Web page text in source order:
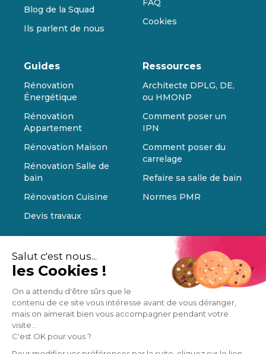
Salut c'est nous...
les Cookies !
On a attendu d'être sûrs que le
contenu de ce site vous intéresse avant de vous déranger,
mais on aimerait bien vous accompagner pendant votre
visite...
C'est OK pour vous ?
Blog de la Squad
Ils parlent de nous
FAQ
Cookies
Guides
Rénovation
Énergétique
Rénovation
Appartement
Rénovation Maison
Rénovation Salle de
bain
Rénovation Cuisine
Devis travaux
Ressources
Architecte DPLG, DE,
ou HMONP
Comment poser un
IPN
Comment poser du
carrelage
Refaire sa salle de bain
Normes PMR